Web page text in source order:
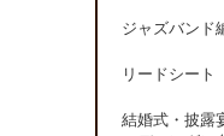
ジャズバンド
リードシート
結婚式・披露